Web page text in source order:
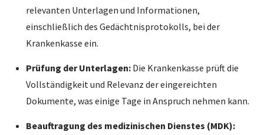
relevanten Unterlagen und Informationen,
einschließlich des Gedächtnisprotokolls, bei der
Krankenkasse ein.
Prüfung der Unterlagen:Die Krankenkasse prüft die
Vollständigkeit und Relevanz der eingereichten
Dokumente, was einige Tage in Anspruch nehmen kann.
Beauftragung des medizinischen Dienstes (MDK):